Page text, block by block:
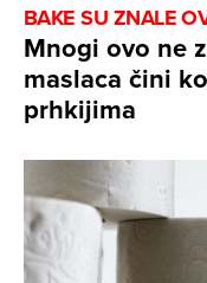
BAKE SU ZNALE
Mnogi ovo ne
maslaca čini
prhkijima